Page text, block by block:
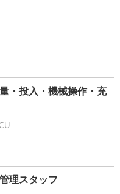
・投入・機械操作・充
理スタッフ